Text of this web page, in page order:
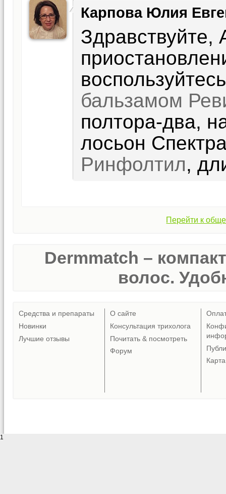
Карпова Юлия
Здравствуйте,
бальзамом
полтора-два,
лосьон
Ринфолтил,
Перейти к
Dermmatch –
волос.
Средства и препараты
Новинки
Лучшие отзывы
О сайте
Консультация трихолога
Почитать & посмотреть
Форум
1